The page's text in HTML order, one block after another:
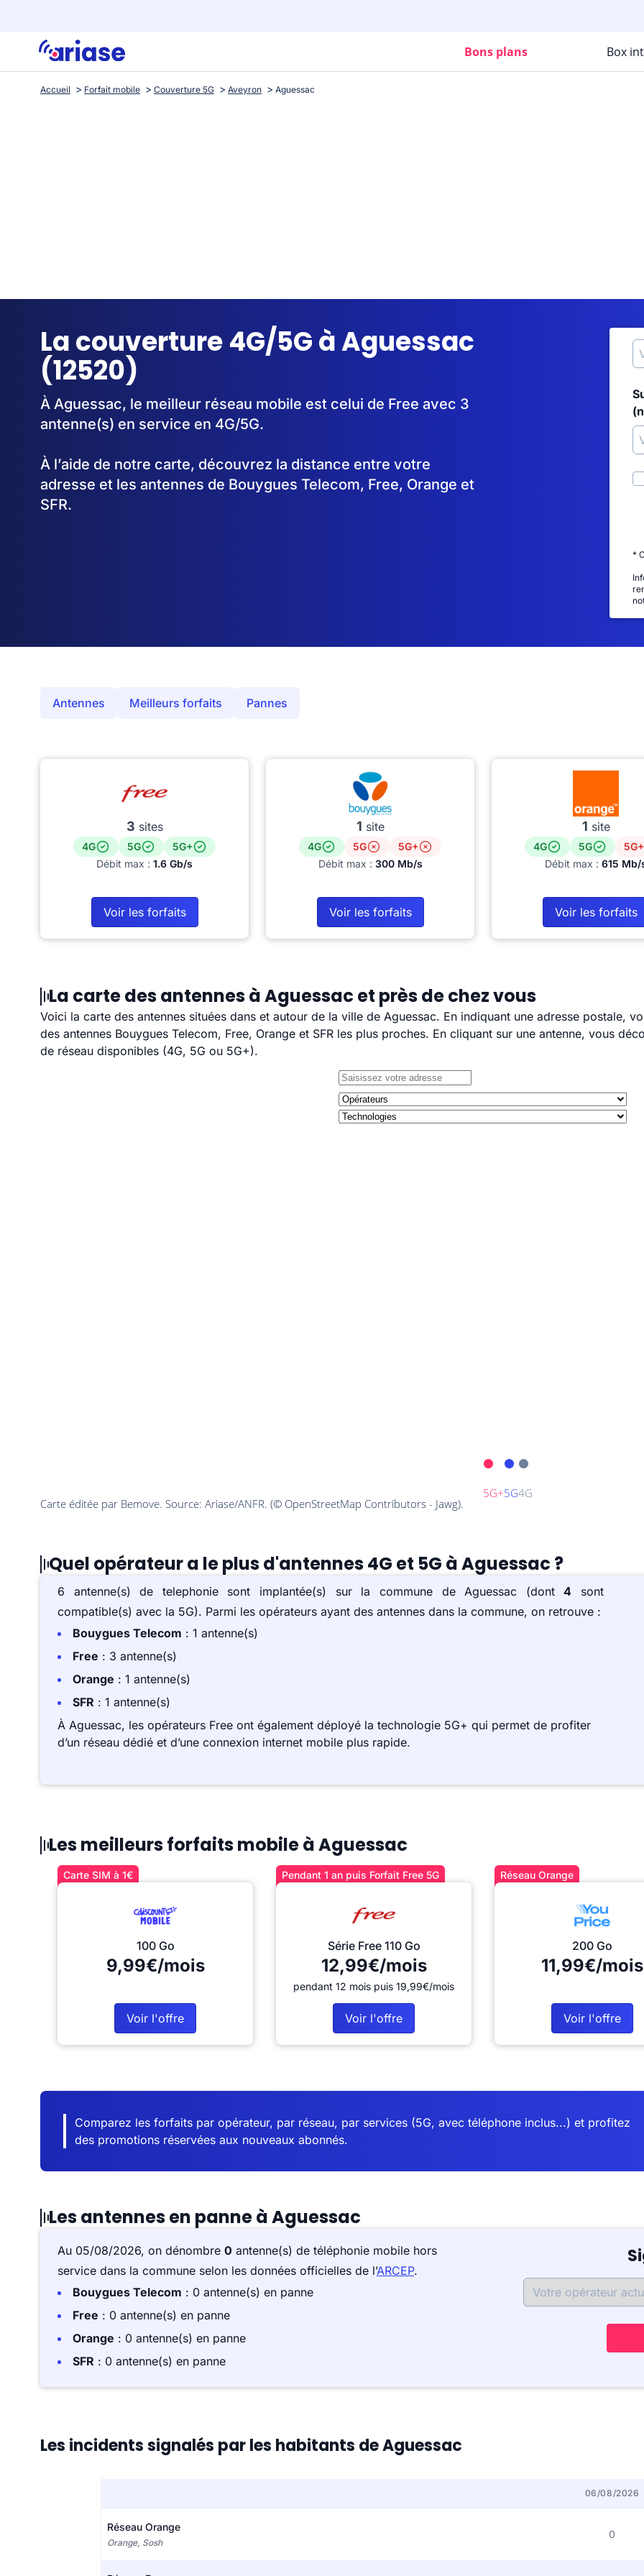
Bons plans Box
Accueil Forfait mobile Couverture 5G Aveyron Aguessac
La couverture 4G/5G à Aguessac
(12520)
À Aguessac, le meilleur réseau mobile est celui de Free avec 3
antenne(s) en service en 4G/5G.
À l’aide de notre carte, découvrez la distance entre votre
adresse et les antennes de Bouygues Telecom, Free, Orange et
SFR.
*
Antennes Meilleurs forfaits Pannes
3 sites
4G 5G
5G+
Débit max : 1.6 Gb/s
Voir les forfaits
1 site
4G 5G
5G+
Débit max : 300 Mb/s
Voir les forfaits
1 site
4G 5G
5G+
Débit max : 615 Mb/
Voir les forfaits
La carte des antennes à Aguessac et près de chez vous
Voici la carte des antennes situées dans et autour de la ville de Aguessac. En indiquant une adresse postale,
des antennes Bouygues Telecom, Free, Orange et SFR les plus proches. En cliquant sur une antenne, vous
de réseau disponibles (4G, 5G ou 5G+).
Quel opérateur a le plus d'antennes 4G et 5G à Aguessac ?
6 antenne(s) de telephonie sont implantée(s) sur la commune de Aguessac (dont4 sont
compatible(s) avec la 5G). Parmi les opérateurs ayant des antennes dans la commune, on retrouve :
Bouygues Telecom : 1 antenne(s)
Free : 3 antenne(s)
Orange : 1 antenne(s)
SFR : 1 antenne(s)
À Aguessac, les opérateurs Free ont également déployé la technologie 5G+ qui permet de profiter
d’un réseau dédié et d’une connexion internet mobile plus rapide.
Les meilleurs forfaits mobile à Aguessac
Carte SIM à 1€
100 Go
9,99€/mois
Voir l'offre
Pendant 1 an puis Forfait Free 5G
Série Free 110 Go
12,99€/mois
pendant 12 mois puis 19,99€/mois
Voir l'offre
Réseau Orange
200 Go
11,99€/mois
Voir l'offre
Comparez les forfaits par opérateur, par réseau, par services (5G, avec téléphone inclus...) et profitez
des promotions réservées aux nouveaux abonnés.
Les antennes en panne à Aguessac
Au 05/08/2026, on dénombre 0 antenne(s) de téléphonie mobile hors
service dans la commune selon les données officielles de l’ARCEP.
Bouygues Telecom : 0 antenne(s) en panne
Free : 0 antenne(s) en panne
Orange : 0 antenne(s) en panne
SFR : 0 antenne(s) en panne
Les incidents signalés par les habitants de Aguessac
06/08/2026
Réseau Orange
Orange, Sosh
0